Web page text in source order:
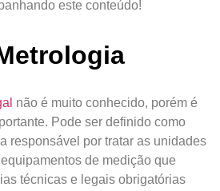
este conteúdo!
não é muito conhecido, porém é
Pode ser definido como
responsável por tratar as unidades
de medição que
técnicas e legais obrigatórias